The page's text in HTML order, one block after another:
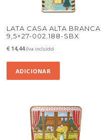
LATA CASA ALTA BRANCA
9,5×27-002.188-SBX
€ 14,44 (Iva incluído)
ADICIONAR